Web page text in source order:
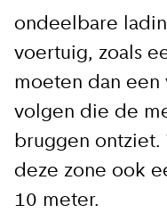
ondeelbare
voertuig, zoals
moeten dan een
volgen die de
bruggen
deze zone ook
10 meter.